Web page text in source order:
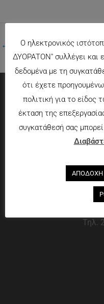
← Προηγούμενο Πολυμέσα
Που
Χαροκόπου
Τηλ.
Ο ηλεκτρονικός
ΔΥΟΡΑΤΟΝ" συλλέγει και
δεδομένα με τη
ότι έχετε
πολιτική για το είδος
έκταση της
συγκατάθεσή σας
ΑΠΟΔΟΧΗ